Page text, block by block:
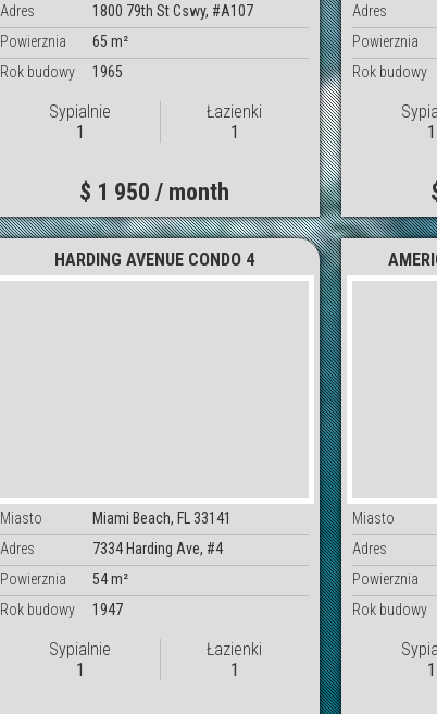
Adres
1800 79th St Cswy, #A107
Powierznia
65 m²
Rok budowy
1965
Sypialnie
1
Łazienki
1
$ 1 950 / month
Adres
Powierznia
Rok budowy
1
HARDING AVENUE CONDO 4
Miasto
Miami Beach, FL 33141
Adres
7334 Harding Ave, #4
Powierznia
54 m²
Rok budowy
1947
Sypialnie
1
Łazienki
1
Miasto
Adres
Powierznia
Rok budowy
1